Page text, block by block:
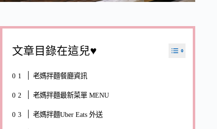
文章目錄在這兒♥
老媽拌麵餐廳資訊
老媽拌麵最新菜單 MENU
老媽拌麵Uber Eats 外送